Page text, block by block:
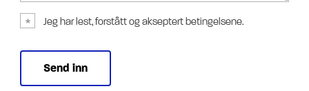
Jeg har lest, forstått og akseptert betingelsene.